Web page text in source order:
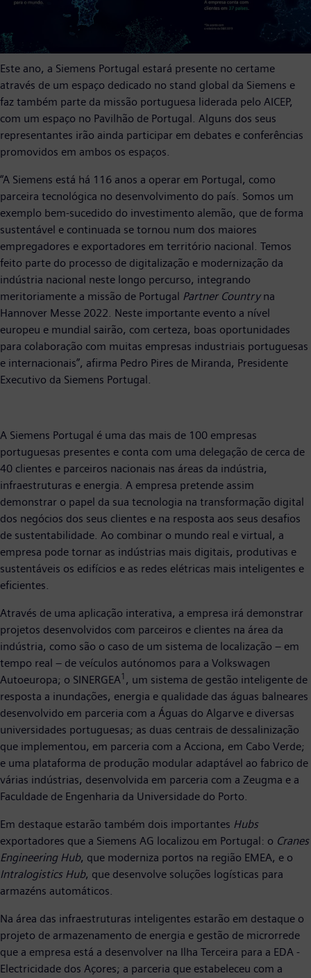
Este ano, a Siemens Portugal estará presente no certame
através de um espaço dedicado no stand global da Siemens e
faz também parte da missão portuguesa liderada pelo AICEP,
com um espaço no Pavilhão de Portugal. Alguns dos seus
representantes irão ainda participar em debates e conferências
promovidos em ambos os espaços.
“A Siemens está há 116 anos a operar em Portugal, como
parceira tecnológica no desenvolvimento do país. Somos um
exemplo bem-sucedido do investimento alemão, que de forma
sustentável e continuada se tornou num dos maiores
empregadores e exportadores em território nacional. Temos
feito parte do processo de digitalização e modernização da
indústria nacional neste longo percurso, integrando
meritoriamente a missão de Portugal Partner Countryna
Hannover Messe 2022. Neste importante evento a nível
europeu e mundial sairão, com certeza, boas oportunidades
para colaboração com muitas empresas industriais portuguesas
e internacionais”, afirma Pedro Pires de Miranda, Presidente
Executivo da Siemens Portugal.
A Siemens Portugal é uma das mais de 100 empresas
portuguesas presentes e conta com uma delegação de cerca de
40 clientes e parceiros nacionais nas áreas da indústria,
infraestruturas e energia. A empresa pretende assim
demonstrar o papel da sua tecnologia na transformação digital
dos negócios dos seus clientes e na resposta aos seus desafios
de sustentabilidade. Ao combinar o mundo real e virtual, a
empresa pode tornar as indústrias mais digitais, produtivas e
sustentáveis os edifícios e as redes elétricas mais inteligentes e
eficientes.
Através de uma aplicação interativa, a empresa irá demonstrar
projetos desenvolvidos com parceiros e clientes na área da
indústria, como são o caso de um sistema de localização – em
tempo real – de veículos autónomos para a Volkswagen
Autoeuropa; o SINERGEA1 , um sistema de gestão inteligente de
resposta a inundações, energia e qualidade das águas balneares
desenvolvido em parceria com a Águas do Algarve e diversas
universidades portuguesas; as duas centrais de dessalinização
que implementou, em parceria com a Acciona, em Cabo Verde;
e uma plataforma de produção modular adaptável ao fabrico de
várias indústrias, desenvolvida em parceria com a Zeugma e a
Faculdade de Engenharia da Universidade do Porto.
Em destaque estarão também dois importantes Hubs
exportadores que a Siemens AG localizou em Portugal: o Cranes
Engineering Hub, que moderniza portos na região EMEA, e o
Intralogistics Hub, que desenvolve soluções logísticas para
armazéns automáticos.
Na área das infraestruturas inteligentes estarão em destaque o
projeto de armazenamento de energia e gestão de microrrede
que a empresa está a desenvolver na Ilha Terceira para a EDA -
Electricidade dos Açores; a parceria que estabeleceu com a